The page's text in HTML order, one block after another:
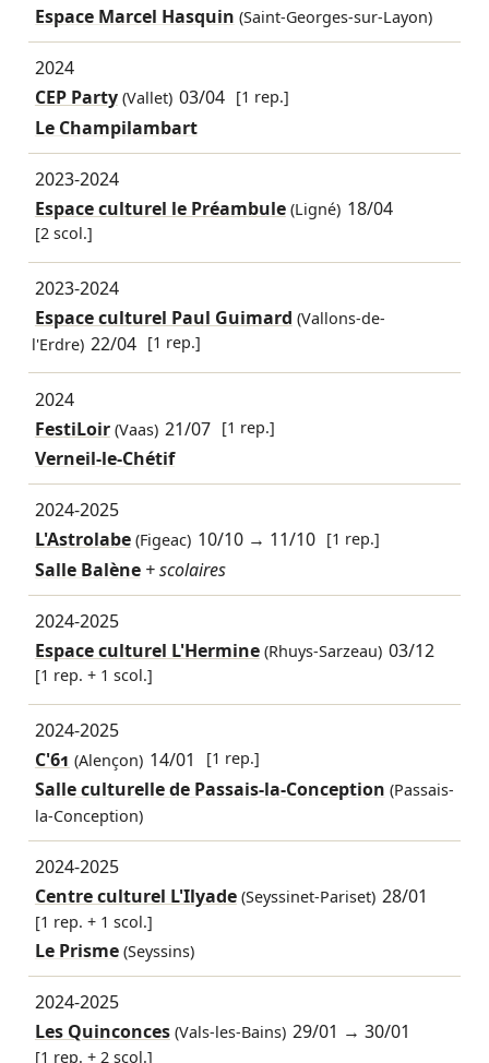
Espace Marcel Hasquin (Saint-Georges-sur-Layon)
2024
CEP Party(Vallet) 03/04 [1 rep.]
Le Champilambart
2023-2024
Espace culturel le Préambule(Ligné) 18/04
[2 scol.]
2023-2024
Espace culturel Paul Guimard (Vallons-de-
l'Erdre) 22/04 [1 rep.]
2024
FestiLoir(Vaas) 21/07 [1 rep.]
Verneil-le-Chétif
2024-2025
L'Astrolabe(Figeac) 10/10 → 11/10 [1 rep.]
Salle Balène + scolaires
2024-2025
Espace culturel L'Hermine(Rhuys-Sarzeau) 03/12
[1 rep. + 1 scol.]
2024-2025
C'61 (Alençon) 14/01 [1 rep.]
Salle culturelle de Passais-la-Conception (Passais-
la-Conception)
2024-2025
Centre culturel L'Ilyade(Seyssinet-Pariset) 28/01
[1 rep. + 1 scol.]
Le Prisme (Seyssins)
2024-2025
Les Quinconces(Vals-les-Bains) 29/01 →30/01
[1 rep. + 2 scol.]